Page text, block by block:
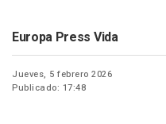
Europa Press Vida
Jueves, 5 febrero 2026
Publicado: 17:48